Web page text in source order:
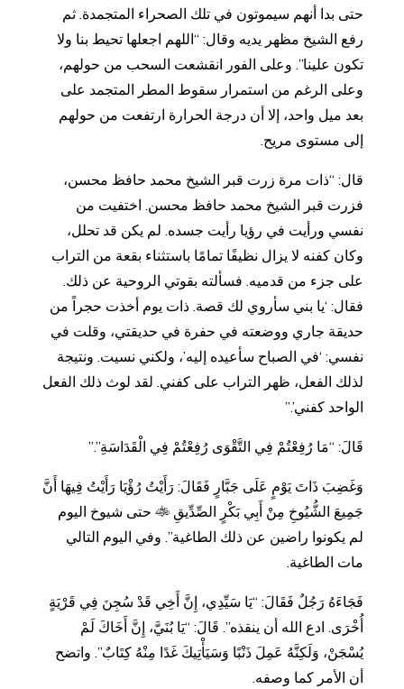
حتى بدا أنهم سيموتون في تلك الصحراء المتجمدة. ثم
رفع الشيخ مظهر يديه وقال: “اللهم اجعلها تحيط بنا ولا
تكون علينا”. وعلى الفور انقشعت السحب من حولهم،
وعلى الرغم من استمرار سقوط المطر المتجمد على
بعد ميل واحد، إلا أن درجة الحرارة ارتفعت من حولهم
إلى مستوى مريح.
قال: “ذات مرة زرت قبر الشيخ محمد حافظ محسن،
فزرت قبر الشيخ محمد حافظ محسن. اختفيت من
نفسي ورأيت في رؤيا رأيت جسده. لم يكن قد تحلل،
وكان كفنه لا يزال نظيفًا تمامًا باستثناء بقعة من التراب
على جزء من قدميه. فسألته بقوتي الروحية عن ذلك.
فقال: ‘يا بني سأروي لك قصة. ذات يوم أخذت حجراً من
حديقة جاري ووضعته في حفرة في حديقتي، وقلت في
نفسي: ‘في الصباح سأعيده إليه’، ولكني نسيت. ونتيجة
لذلك الفعل، ظهر التراب على كفني. لقد لوث ذلك الفعل
الواحد كفني’.”
قَالَ: “مَا رُفِعْتُمْ فِي التَّقْوَى رُفِعْتُمْ فِي الْقَدَاسَةِ”.”
وَغَضِبَ ذَاتَ يَوْمٍ عَلَى جَبَّارٍ فَقَالَ: رَأَيْتُ رُؤْيَا رَأَيْتُ فِيهَا أَنَّ
جَمِيعَ الشُّيُوخِ مِنْ أَبِي بَكْرٍ الصِّدِّيقِ
حتى شيوخ اليوم
لم يكونوا راضين عن ذلك الطاغية”. وفي اليوم التالي
مات الطاغية.
فَجَاءَهُ رَجُلٌ فَقَالَ: “يَا سَيِّدِي، إِنَّ أَخِي قَدْ سُجِنَ فِي قَرْيَةٍ
أُخْرَى. ادع الله أن ينقذه”. قَالَ: “يَا بُنَيَّ، إِنَّ أَخَاكَ لَمْ
يُسْجَنْ، وَلَكِنَّهُ عَمِلَ ذَنْبًا وَسَيَأْتِيكَ غَدًا مِنْهُ كِتَابٌ”. واتضح
أن الأمر كما وصفه.